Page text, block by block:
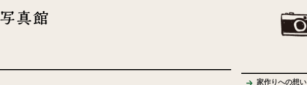
家作りへの想い